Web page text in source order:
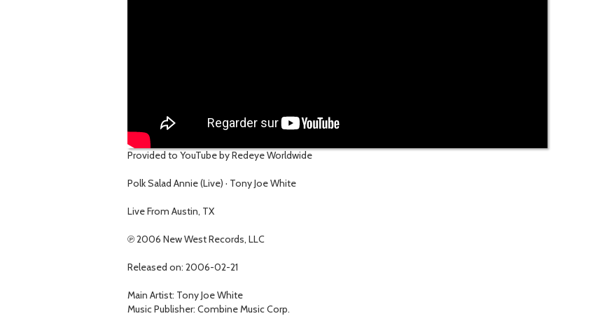
Provided to YouTube by Redeye Worldwide
Polk Salad Annie (Live) · Tony Joe White
Live From Austin, TX
℗ 2006 New West Records, LLC
Released on: 2006-02-21
Main Artist: Tony Joe White
Music Publisher: Combine Music Corp.